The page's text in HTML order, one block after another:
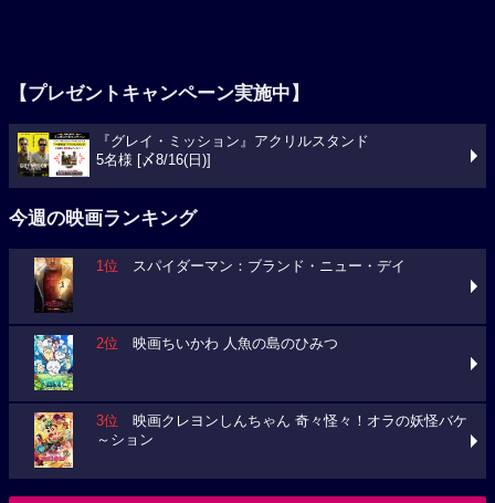
【プレゼントキャンペーン実施中】
『グレイ・ミッション』アクリルスタンド
5名様 [〆8/16(日)]
今週の映画ランキング
1位 スパイダーマン：ブランド・ニュー・デイ
2位 映画ちいかわ 人魚の島のひみつ
3位 映画クレヨンしんちゃん 奇々怪々！オラの妖怪バケ
～ション